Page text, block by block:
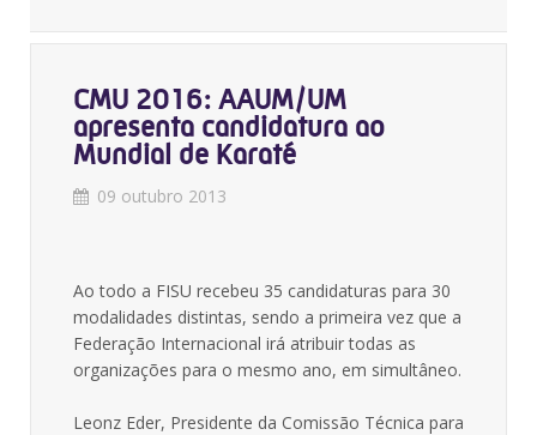
CMU 2016: AAUM/UM
apresenta candidatura ao
Mundial de Karaté
09 outubro 2013
Ao todo a FISU recebeu 35 candidaturas para 30
modalidades distintas, sendo a primeira vez que a
Federação Internacional irá atribuir todas as
organizações para o mesmo ano, em simultâneo.
Leonz Eder, Presidente da Comissão Técnica para